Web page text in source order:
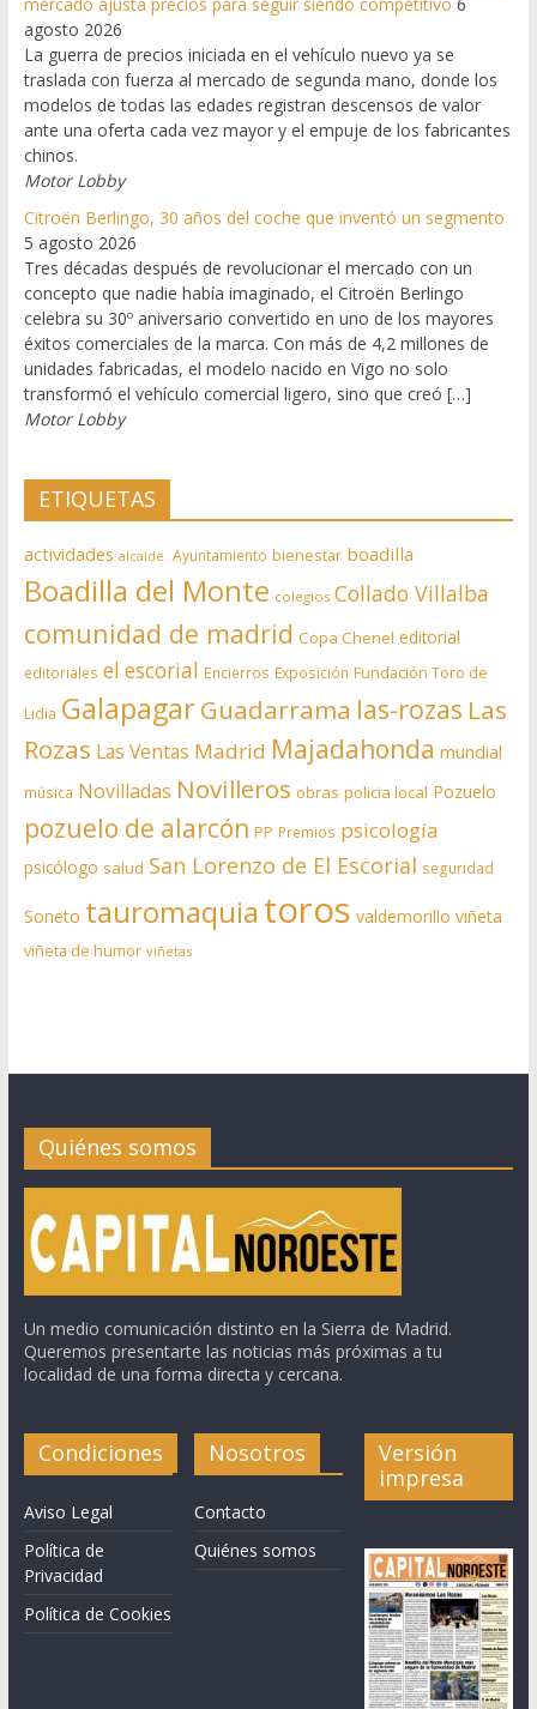
agosto 2026
La guerra de precios iniciada en el vehículo nuevo ya se
traslada con fuerza al mercado de segunda mano, donde los
modelos de todas las edades registran descensos de valor
ante una oferta cada vez mayor y el empuje de los fabricantes
chinos.
Motor Lobby
Citroën Berlingo, 30 años del coche que inventó un segmento
5 agosto 2026
Tres décadas después de revolucionar el mercado con un
concepto que nadie había imaginado, el Citroën Berlingo
celebra su 30º aniversario convertido en uno de los mayores
éxitos comerciales de la marca. Con más de 4,2 millones de
unidades fabricadas, el modelo nacido en Vigo no solo
transformó el vehículo comercial ligero, sino que creó […]
Motor Lobby
ETIQUETAS
actividades alcalde. Ayuntamiento bienestar boadilla
Boadilla del Monte colegios Collado Villalba
comunidad de madrid Copa Chenel editorial
editoriales el escorial Encierros Exposición Fundación Toro de
Lidia Galapagar Guadarrama las-rozas Las
Rozas Las Ventas Madrid Majadahonda mundial
música Novilladas Novilleros obras policia local Pozuelo
pozuelo de alarcón PP Premios psicología
psicólogo salud San Lorenzo de El Escorial seguridad
Soneto tauromaquia toros valdemorillo viñeta
viñeta de humor viñetas
Quiénes somos
Un medio comunicación distinto en la Sierra de Madrid.
Queremos presentarte las noticias más próximas a tu
localidad de una forma directa y cercana.
Condiciones
Aviso Legal
Política de
Privacidad
Política de Cookies
Nosotros
Contacto
Quiénes somos
Versión
impresa